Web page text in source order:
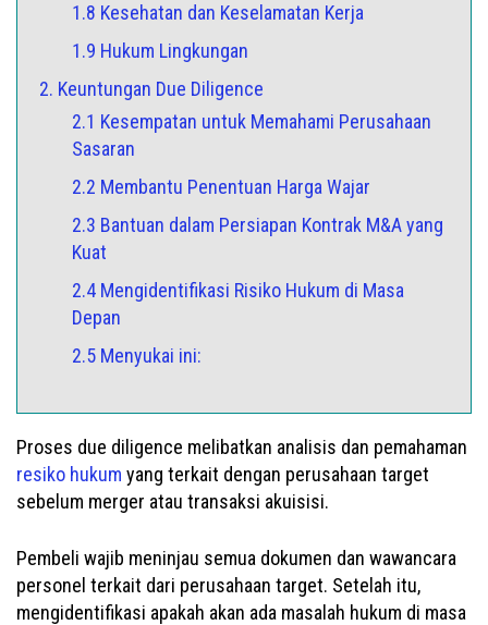
1.8 Kesehatan dan Keselamatan Kerja
1.9 Hukum Lingkungan
2. Keuntungan Due Diligence
2.1 Kesempatan untuk Memahami Perusahaan
Sasaran
2.2 Membantu Penentuan Harga Wajar
2.3 Bantuan dalam Persiapan Kontrak M&A yang
Kuat
2.4 Mengidentifikasi Risiko Hukum di Masa
Depan
2.5 Menyukai ini:
Proses due diligence melibatkan analisis dan pemahaman
resiko hukum yang terkait dengan perusahaan target
sebelum merger atau transaksi akuisisi.
Pembeli wajib meninjau semua dokumen dan wawancara
personel terkait dari perusahaan target. Setelah itu,
mengidentifikasi apakah akan ada masalah hukum di masa